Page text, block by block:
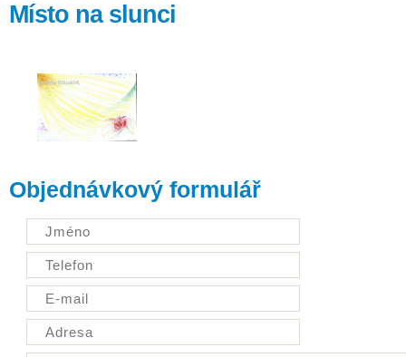
Místo na slunci
Objednávkový formulář